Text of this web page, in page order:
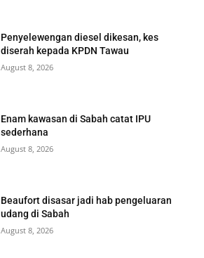
Penyelewengan diesel dikesan, kes
diserah kepada KPDN Tawau
August 8, 2026
Enam kawasan di Sabah catat IPU
sederhana
August 8, 2026
Beaufort disasar jadi hab pengeluaran
udang di Sabah
August 8, 2026